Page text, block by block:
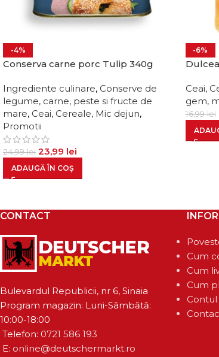
-4%
Conserva carne porc Tulip 340g
Ingrediente culinare, Conserve de
legume, carne, peste si fructe de
mare, Ceai, Cereale, Mic dejun,
Promotii
24,99lei 23,99 lei
ADAUGĂ ÎN COȘ
-6%
Ceai,
gem,
16,99lei
CONTACT
Bulevardul Republicii, nr 6, Sinaia
Program magazin: Luni-Sâmbătă:
10:00-18:00
Telefon: 0721 586 193
E: online@deutschermarkt.ro
Cum
Cum
Cum